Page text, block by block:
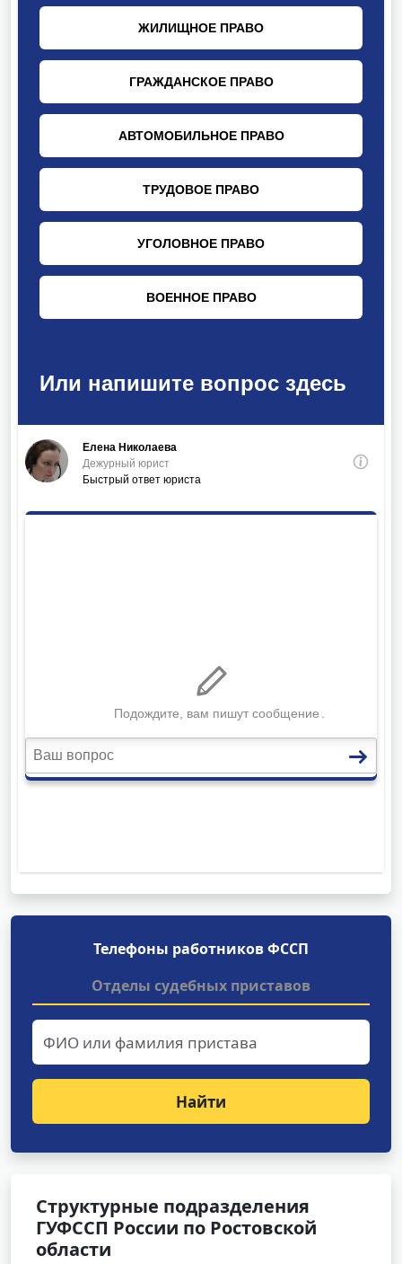
Телефоны работников ФССП
Отделы судебных приставов
Найти
Структурные подразделения
ГУФССП России по Ростовской
области